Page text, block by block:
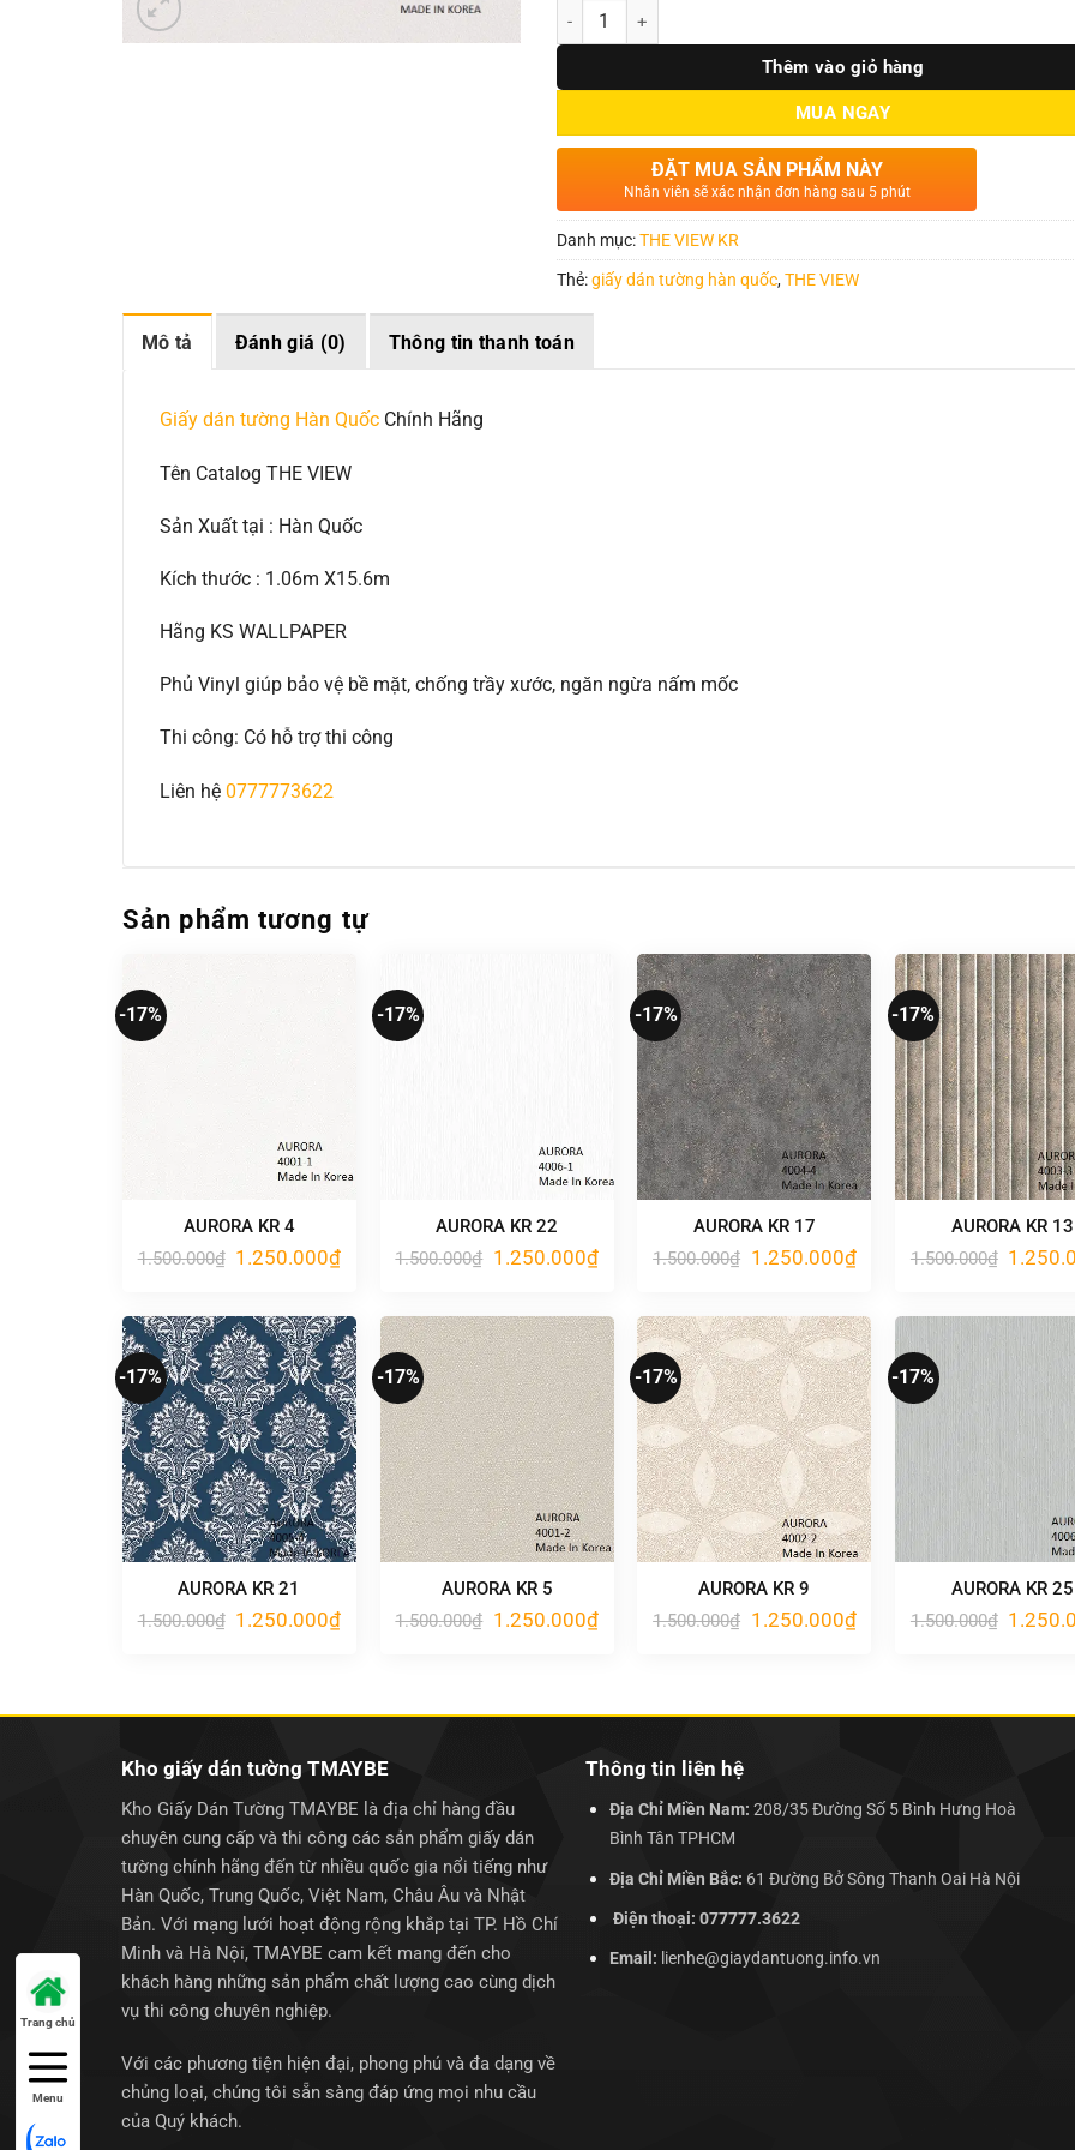
Số lượng
Thêm vào giỏ hàng
MUA NGAY
ĐẶT MUA SẢN PHẨM NÀY
Nhân viên sẽ xác nhận đơn hàng sau 5 phút
Danh mục:THE VIEW KR
Thẻ:giấy dán tường hàn quốc,THE VIEW
Mô tả Đánh giá (0) Thông tin thanh toán
Giấy dán tường Hàn Quốc Chính Hãng
Tên Catalog THE VIEW
Sản Xuất tại : Hàn Quốc
Kích thước : 1.06m X15.6m
Hãng KS WALLPAPER
Phủ Vinyl giúp bảo vệ bề mặt, chống trầy xước, ngăn ngừa nấm mốc
Thi công: Có hỗ trợ thi công
Liên hệ 0777773622
Sản phẩm tương tự
-17%
AURORA KR 4
1.500.000₫ Giá
1.250.000₫Giá
1.250.000₫.
-17%
AURORA KR 22
1.500.000₫ Giá
1.250.000₫Giá
hiện
1.250.000₫.
-17%
AURORA KR 17
1.500.000₫ Giá
1.250.000₫Giá
hiện
1.250.000₫.
-17%
AURORA KR 13
1.500.000₫ Giá
-17%
AURORA KR 21
1.500.000₫ Giá
1.250.000₫Giá
-17%
AURORA KR 5
1.500.000₫ Giá
1.250.000₫Giá
hiện
-17%
AURORA KR 9
1.500.000₫ Giá
1.250.000₫Giá
hiện
-17%
AURORA KR 25
1.500.000₫ Giá
Kho giấy dán tường TMAYBE
Kho Giấy Dán Tường TMAYBE là địa chỉ hàng đầu
chuyên cung cấp và thi công các sản phẩm giấy dán
tường chính hãng đến từ nhiều quốc gia nổi tiếng như
Hàn Quốc, Trung Quốc, Việt Nam, Châu Âu và Nhật
Bản. Với mạng lưới hoạt động rộng khắp tại TP. Hồ Chí
Minh và Hà Nội, TMAYBE cam kết mang đến cho
khách hàng những sản phẩm chất lượng cao cùng dịch
vụ thi công chuyên nghiệp.
Với các phương tiện hiện đại, phong phú và đa dạng về
chủng loại, chúng tôi sẵn sàng đáp ứng mọi nhu cầu
của Quý khách.
Thông tin liên hệ
Địa Chỉ Miền Nam: 208/35 Đường Số 5 Bình Hưng Hoà
Bình Tân TPHCM
Địa Chỉ Miền Bắc: 61 Đường Bở Sông Thanh Oai Hà Nội
Điện thoại: 077777.3622
Email: lienhe@giaydantuong.info.vn
Trang chủ
Menu